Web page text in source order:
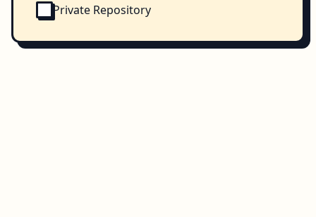
Private Repository